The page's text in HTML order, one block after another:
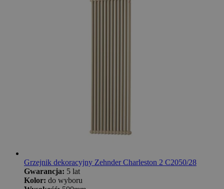
Grzejnik dekoracyjny Zehnder Charleston 2 C2050/28
Gwarancja: 5 lat
Kolor: do wyboru